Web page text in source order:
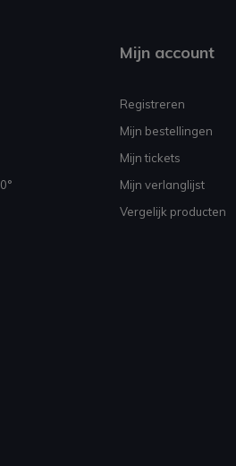
Mijn account
Registreren
Mijn bestellingen
Mijn tickets
Mijn verlanglijst
Vergelijk producten